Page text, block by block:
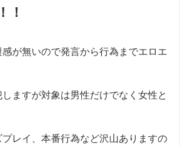
！
が無いので発言から行為までエロエ
ますが対象は男性だけでなく女性と
レイ、本番行為など沢山ありますの